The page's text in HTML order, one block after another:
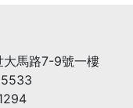
大馬路7-9號一樓